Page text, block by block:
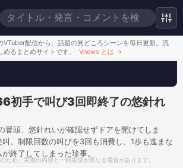
VTuber配信から、話題の見どころシーンを毎日更新。流
るまとめサイトです。
Vnews とは →
ート前絶叫
ないで終わった
初手で叫び3回即終了の悠針れ
頭、悠針れいが確認せずドアを開けてしま
。制限回数の叫びを3回も消費し、1歩も進まな
終了してしまった珍事。
ため、実際の内容と一部表現が異なる場合があります。